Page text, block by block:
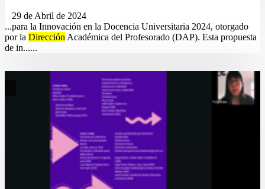
29 de Abril de 2024
...para la Innovación en la Docencia Universitaria 2024, otorgado
por la Dirección Académica del Profesorado (DAP). Esta propuesta
de in......